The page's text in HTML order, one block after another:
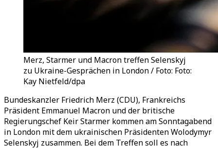
Merz, Starmer und Macron treffen Selenskyj
zu Ukraine-Gesprächen in London / Foto: Foto:
Kay Nietfeld/dpa
Bundeskanzler Friedrich Merz (CDU), Frankreichs
Präsident Emmanuel Macron und der britische
Regierungschef Keir Starmer kommen am Sonntagabend
in London mit dem ukrainischen Präsidenten Wolodymyr
Selenskyj zusammen. Bei dem Treffen soll es nach